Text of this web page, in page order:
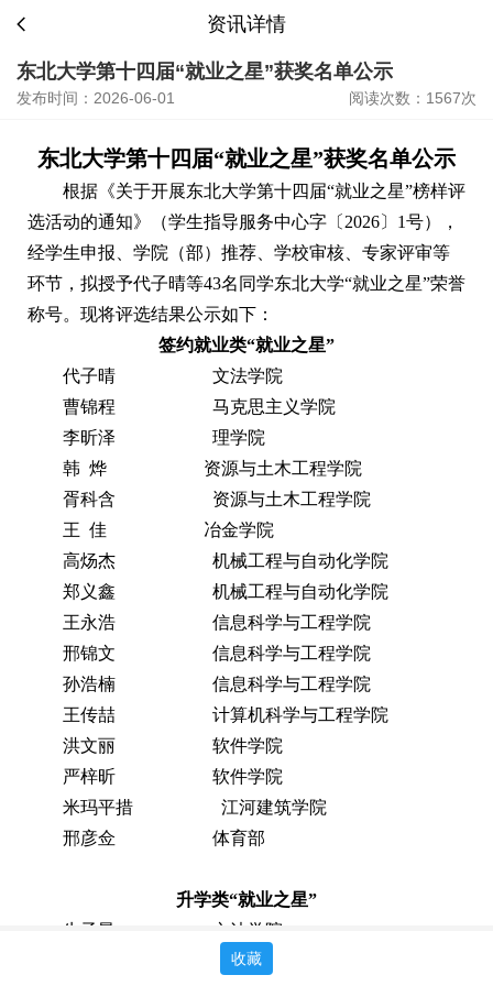
资讯详情
东北大学第十四届“就业之星”获奖名单公示
发布时间：2026-06-01 阅读次数：1567次
东北大学第十四 届“就业之星”获奖名单公示
根据《关于开展东北大学第十四届“就业之星”榜样评
选活动的通知》
（学生指导服务中心字〔 2026〕1号）
，
经学生申报、学院（部）推荐、学校审核、专家评审等
环节，拟授予代子晴等43名同学东北大学“就业之星”荣誉
称号。现将评选结果公示如下：
签约就业类“就业之星”
代子晴
文法学院
曹锦程
马克思主义学院
李昕泽
理学院
韩 烨
资源与土木工程学院
胥科含
资源与土木工程学院
王 佳
冶金学院
高炀杰
机械工程与自动化学院
郑义鑫
机械工程与自动化学院
王永浩
信息科学与工程学院
邢锦文
信息科学与工程学院
孙浩楠
信息科学与工程学院
王传喆
计算机科学与工程学院
洪文丽
软件学院
严梓昕
软件学院
米玛平措
江河建筑学院
邢彦佥
体育部
升学类“就业之星”
牛子昂
文法学院
马克思主义学院
收藏